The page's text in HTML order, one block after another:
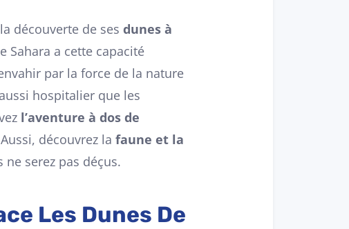
découverte de ses dunes à
Sahara a cette capacité
par la force de la nature
hospitalier que les
l’aventure à dos de
découvrez la faune et la
serez pas déçus.
Les Dunes De